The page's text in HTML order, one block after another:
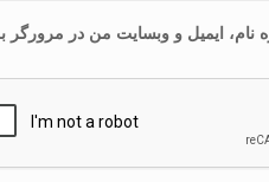
نام، ایمیل و وبسایت من در مرورگر